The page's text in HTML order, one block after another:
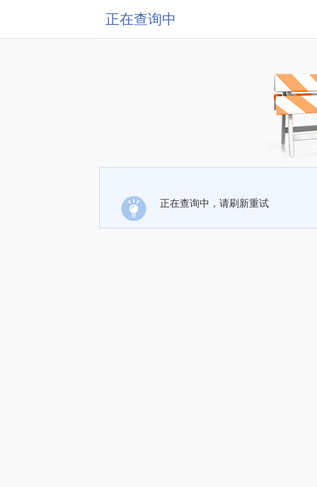
正在查询中
正在查询中，请刷新重试